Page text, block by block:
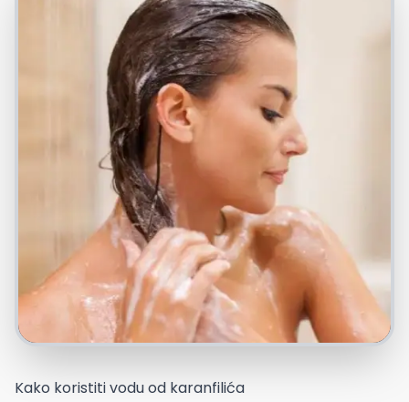
Kako koristiti vodu od karanfilića